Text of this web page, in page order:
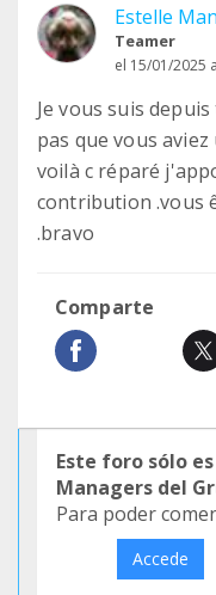
Estelle
Teamer
el 15/01/2025
Je vous suis
pas que vous
voilà c réparé
contribution .vous
.bravo
Comparte
Este foro sólo
Managers del
Para poder
Accede